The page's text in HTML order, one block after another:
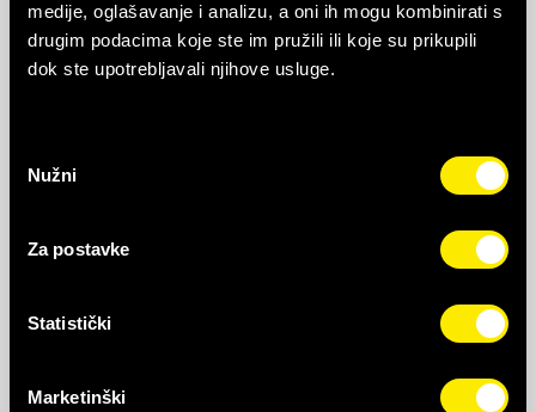
medije, oglašavanje i analizu, a oni ih mogu kombinirati s
drugim podacima koje ste im pružili ili koje su prikupili
dok ste upotrebljavali njihove usluge.
pristanka
Nužni
Za postavke
Statistički
Marketinški
haloomreža svečano je otvorila novo
prodajno mjestu u Banjaluci, u tržnom centru
pripremljeni su brojni pokloni iznenađenja,
građani, mogu još lakše da se informišu o
neki od super uređaja.